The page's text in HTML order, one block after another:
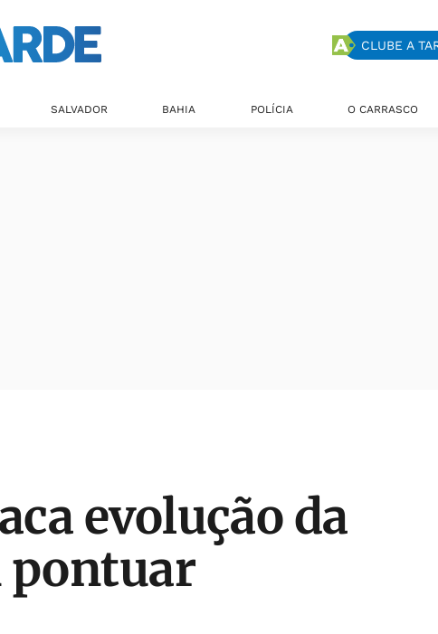
CLUBE A
SALVADOR BAHIA POLÍCIA O CARRASCO
evolução da
pontuar